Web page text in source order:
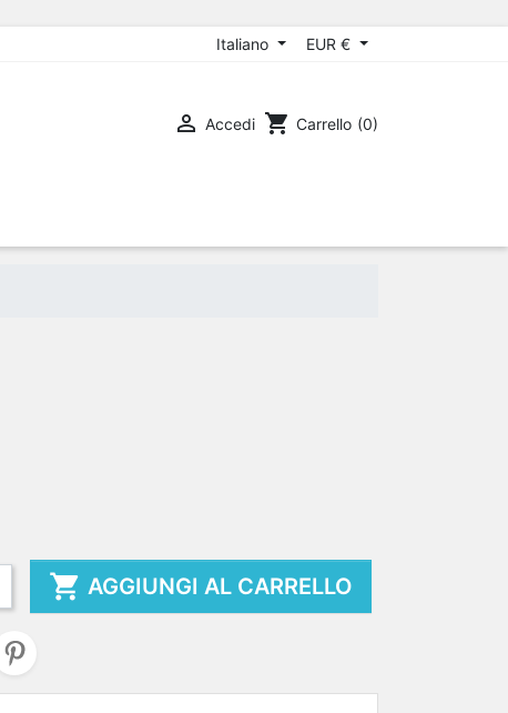
Italiano EUR €
 Accedi shopping_cart Carrello (0)
 AGGIUNGI AL CARRELLO